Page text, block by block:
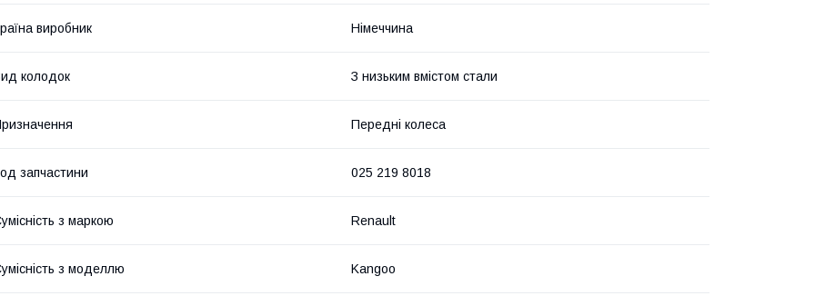
виробник Німеччина
колодок З низьким вмістом стали
Передні колеса
запчастини 025 219 8018
з маркою Renault
з моделлю Kangoo